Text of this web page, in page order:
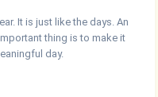
It is just like the days. An
thing is to make it
day.